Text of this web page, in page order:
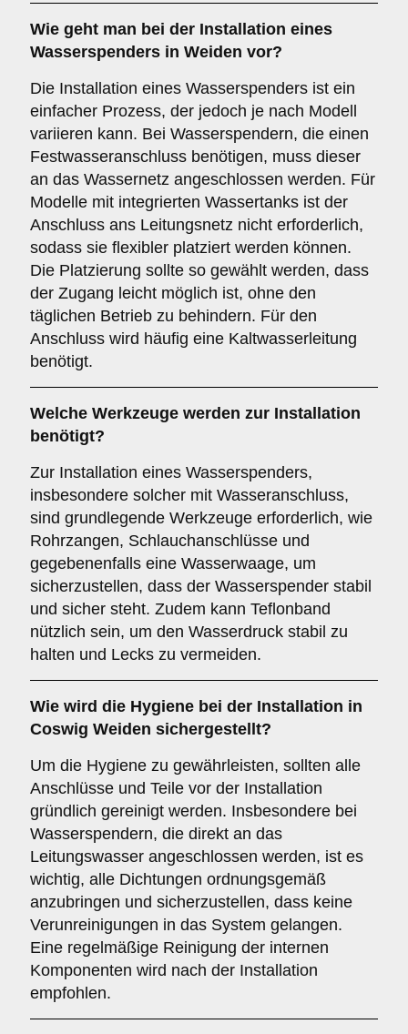
Wie geht man bei der Installation eines
Wasserspenders in Weiden vor?
Die Installation eines Wasserspenders ist ein
einfacher Prozess, der jedoch je nach Modell
variieren kann. Bei Wasserspendern, die einen
Festwasseranschluss benötigen, muss dieser
an das Wassernetz angeschlossen werden. Für
Modelle mit integrierten Wassertanks ist der
Anschluss ans Leitungsnetz nicht erforderlich,
sodass sie flexibler platziert werden können.
Die Platzierung sollte so gewählt werden, dass
der Zugang leicht möglich ist, ohne den
täglichen Betrieb zu behindern. Für den
Anschluss wird häufig eine Kaltwasserleitung
benötigt.
Welche Werkzeuge werden zur Installation
benötigt?
Zur Installation eines Wasserspenders,
insbesondere solcher mit Wasseranschluss,
sind grundlegende Werkzeuge erforderlich, wie
Rohrzangen, Schlauchanschlüsse und
gegebenenfalls eine Wasserwaage, um
sicherzustellen, dass der Wasserspender stabil
und sicher steht. Zudem kann Teflonband
nützlich sein, um den Wasserdruck stabil zu
halten und Lecks zu vermeiden.
Wie wird die Hygiene bei der Installation in
Coswig Weiden sichergestellt?
Um die Hygiene zu gewährleisten, sollten alle
Anschlüsse und Teile vor der Installation
gründlich gereinigt werden. Insbesondere bei
Wasserspendern, die direkt an das
Leitungswasser angeschlossen werden, ist es
wichtig, alle Dichtungen ordnungsgemäß
anzubringen und sicherzustellen, dass keine
Verunreinigungen in das System gelangen.
Eine regelmäßige Reinigung der internen
Komponenten wird nach der Installation
empfohlen.